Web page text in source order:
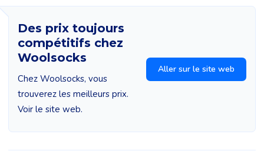
Des prix toujours
compétitifs chez
Woolsocks
Chez Woolsocks, vous
trouverez les meilleurs prix.
Voir le site web.
Aller sur le site web